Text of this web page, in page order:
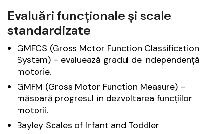
Evaluări funcționale și scale
standardizate
GMFCS (Gross Motor Function Classification
System) – evaluează gradul de independență
motorie.
GMFM (Gross Motor Function Measure) –
măsoară progresul în dezvoltarea funcțiilor
motorii.
Bayley Scales of Infant and Toddler